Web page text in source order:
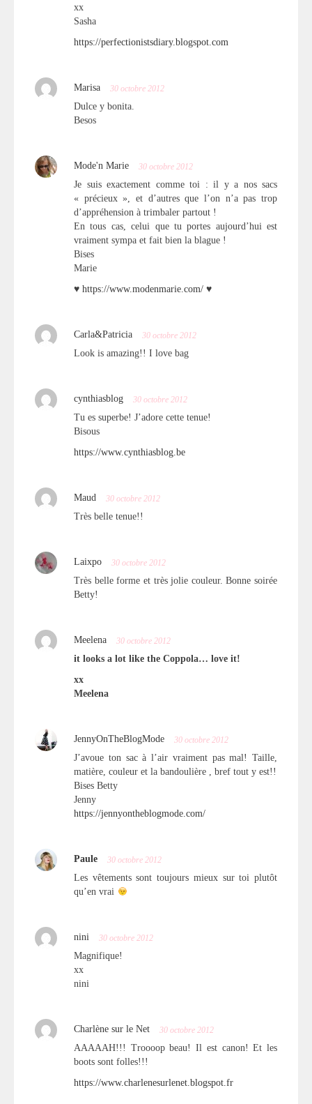
xx
Sasha
https://perfectionistsdiary.blogspot.com
Marisa 30 octobre 2012
Dulce y bonita.
Besos
Mode'n Marie 30 octobre 2012
Je suis exactement comme toi : il y a nos sacs
« précieux », et d’autres que l’on n’a pas trop
d’appréhension à trimbaler partout !
En tous cas, celui que tu portes aujourd’hui est
vraiment sympa et fait bien la blague !
Bises
Marie
♥ https://www.modenmarie.com/ ♥
Carla&Patricia 30 octobre 2012
Look is amazing!! I love bag
cynthiasblog 30 octobre 2012
Tu es superbe! J’adore cette tenue!
Bisous
https://www.cynthiasblog.be
Maud 30 octobre 2012
Très belle tenue!!
Laixpo 30 octobre 2012
Très belle forme et très jolie couleur. Bonne soirée
Betty!
Meelena 30 octobre 2012
it looks a lot like the Coppola… love it!
xx
Meelena
JennyOnTheBlogMode 30 octobre 2012
J’avoue ton sac à l’air vraiment pas mal! Taille,
matière, couleur et la bandoulière , bref tout y est!!
Bises Betty
Jenny
https://jennyontheblogmode.com/
Paule 30 octobre 2012
Les vêtements sont toujours mieux sur toi plutôt
qu’en vrai
nini 30 octobre 2012
Magnifique!
xx
nini
Charlène sur le Net 30 octobre 2012
AAAAAH!!! Troooop beau! Il est canon! Et les
boots sont folles!!!
https://www.charlenesurlenet.blogspot.fr